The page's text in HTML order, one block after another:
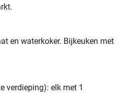
en waterkoker. Bijkeuken met
verdieping): elk met 1